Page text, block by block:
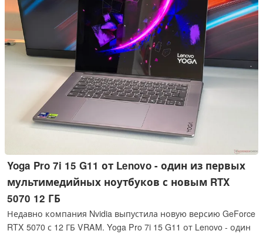
Yoga Pro 7i 15 G11 от Lenovo - один из первых
мультимедийных ноутбуков с новым RTX
5070 12 ГБ
Недавно компания Nvidia выпустила новую версию GeForce
RTX 5070 с 12 ГБ VRAM. Yoga Pro 7i 15 G11 от Lenovo - один